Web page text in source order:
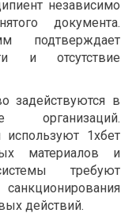
независимо
документа.
подтверждает
и отсутствие
задействуются в
организаций.
используют 1хбет
материалов и
требуют
действий.